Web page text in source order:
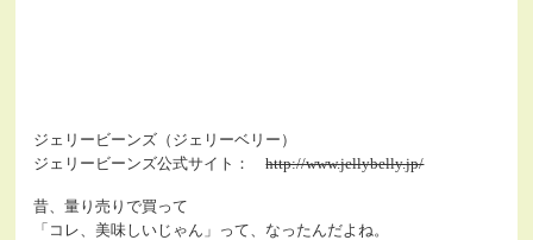
ジェリービーンズ（ジェリーベリー）
ジェリービーンズ公式サイト：http://www.jellybelly.jp/
昔、量り売りで買って
「コレ、美味しいじゃん」って、なったんだよね。